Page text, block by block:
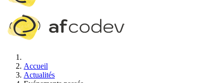
Accueil
Actualités